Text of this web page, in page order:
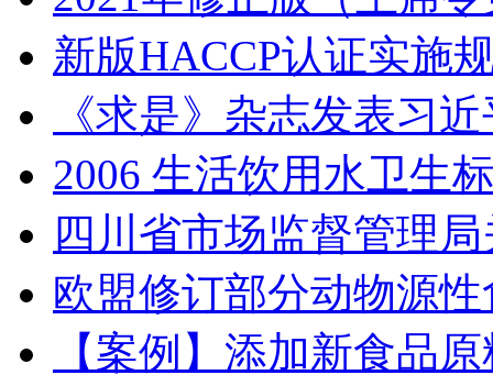
新版HACCP认证实施
《求是》杂志发表习
2006 生活饮用水卫生
四川省市场监督管理
欧盟修订部分动物源
【案例】添加新食品